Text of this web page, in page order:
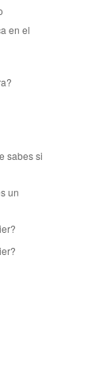
en el
sabes si
un